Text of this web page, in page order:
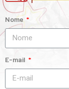
Nome
E-mail